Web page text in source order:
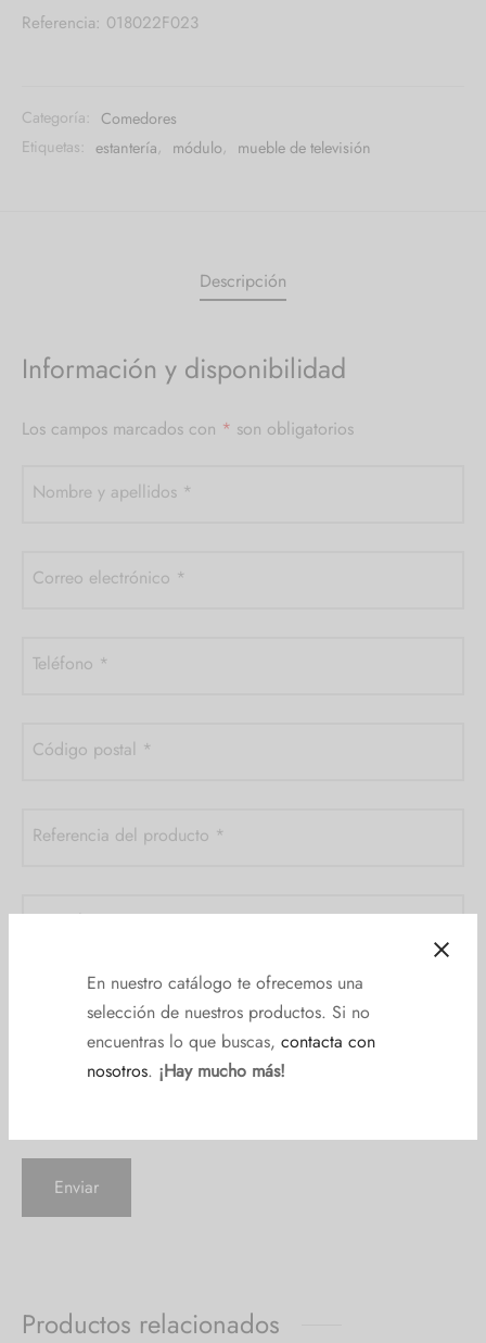
En nuestro catálogo te ofrecemos una
selección de nuestros productos. Si no
encuentras lo que buscas, contacta con
nosotros. ¡Hay mucho más!
Referencia: 018022F023
Categoría: Comedores
Etiquetas: estantería, módulo, mueble de televisión
Descripción
Información y disponibilidad
Los campos marcados con * son obligatorios
Nombre y apellidos *
Correo electrónico *
Teléfono *
Código postal *
Referencia del producto *
Consulta*
Productos relacionados